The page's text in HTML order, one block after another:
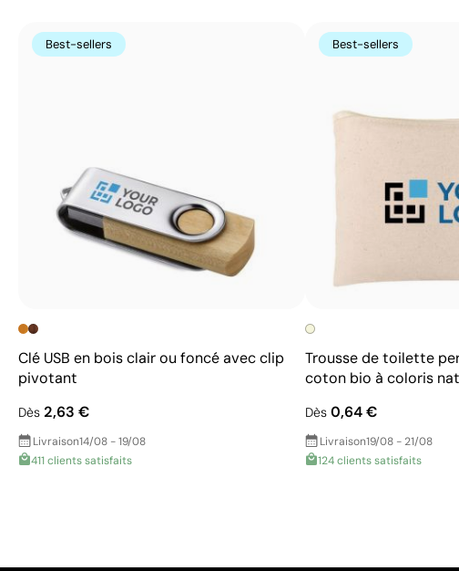
Best-sellers
Clé USB en bois clair ou foncé avec clip
pivotant
Dès 2,63 €
Livraison14/08 - 19/08
411 clients satisfaits
Best-sellers
Trousse de toilette
coton bio à coloris
Dès0,64 €
Livraison19/08 - 21/08
124 clients satisfaits